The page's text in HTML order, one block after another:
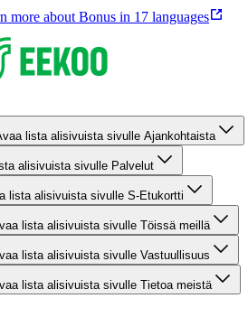
more about Bonus in 17 languages
lista alisivuista sivulle Ajankohtaista
alisivuista sivulle Palvelut
lista alisivuista sivulle S-Etukortti
lista alisivuista sivulle Töissä meillä
lista alisivuista sivulle Vastuullisuus
lista alisivuista sivulle Tietoa meistä